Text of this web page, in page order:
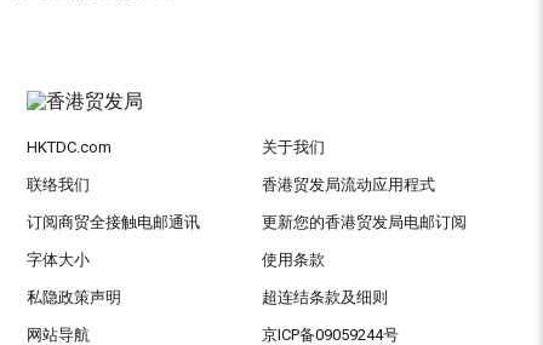
HKTDC.com 关于我们
联络我们 香港贸发局流动应用程式
订阅商贸全接触电邮通讯 更新您的香港贸发局电邮订阅
字体大小 使用条款
私隐政策声明 超连结条款及细则
网站导航 京ICP备09059244号